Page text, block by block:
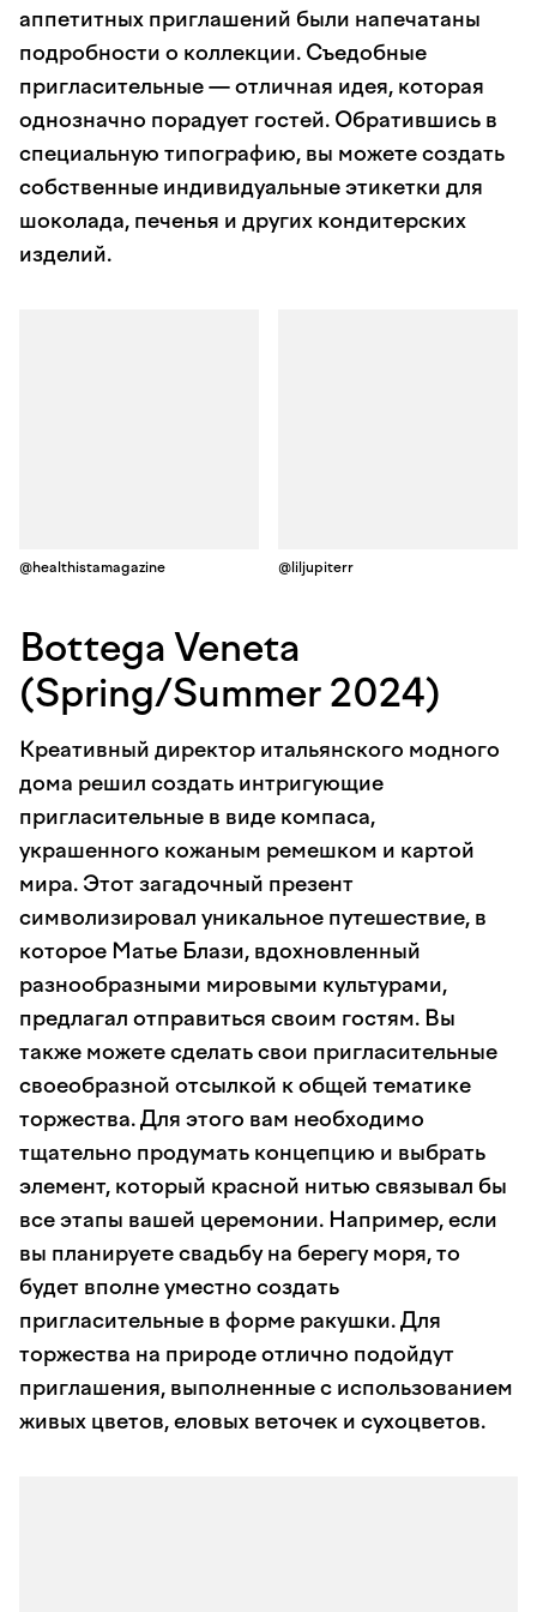
аппетитных приглашений были напечатаны
подробности о коллекции. Съедобные
пригласительные — отличная идея, которая
однозначно порадует гостей. Обратившись в
специальную типографию, вы можете создать
собственные индивидуальные этикетки для
шоколада, печенья и других кондитерских
изделий.
@healthistamagazine @liljupiterr
Bottega Veneta
(Spring/Summer 2024)
Креативный директор итальянского модного
дома решил создать интригующие
пригласительные в виде компаса,
украшенного кожаным ремешком и картой
мира. Этот загадочный презент
символизировал уникальное путешествие, в
которое Матье Блази, вдохновленный
разнообразными мировыми культурами,
предлагал отправиться своим гостям. Вы
также можете сделать свои пригласительные
своеобразной отсылкой к общей тематике
торжества. Для этого вам необходимо
тщательно продумать концепцию и выбрать
элемент, который красной нитью связывал бы
все этапы вашей церемонии. Например, если
вы планируете свадьбу на берегу моря, то
будет вполне уместно создать
пригласительные в форме ракушки. Для
торжества на природе отлично подойдут
приглашения, выполненные с использованием
живых цветов, еловых веточек и сухоцветов.